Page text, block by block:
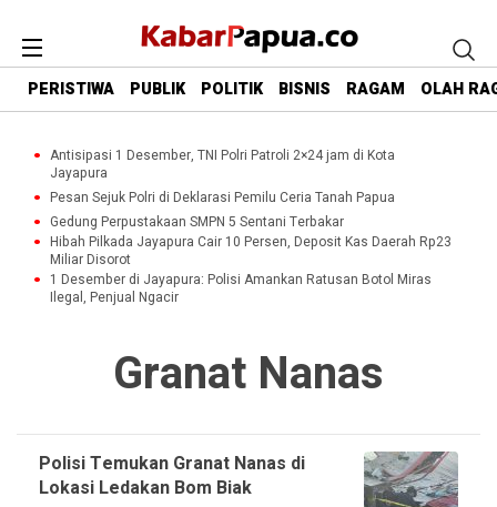
PERISTIWA PUBLIK POLITIK BISNIS RAGAM OLAH
Antisipasi 1 Desember, TNI Polri Patroli 2×24 jam di Kota
Jayapura
Pesan Sejuk Polri di Deklarasi Pemilu Ceria Tanah Papua
Gedung Perpustakaan SMPN 5 Sentani Terbakar
Hibah Pilkada Jayapura Cair 10 Persen, Deposit Kas Daerah Rp23
Miliar Disorot
1 Desember di Jayapura: Polisi Amankan Ratusan Botol Miras
Ilegal, Penjual Ngacir
Granat Nanas
Polisi Temukan Granat Nanas di
Lokasi Ledakan Bom Biak